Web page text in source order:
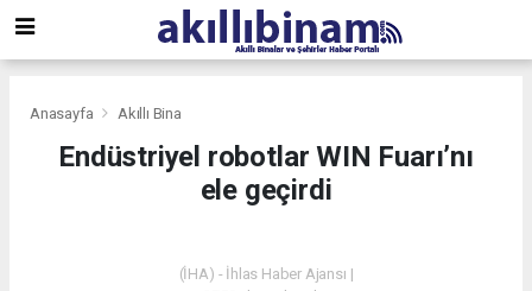
Anasayfa Akıllı Bina
Endüstriyel robotlar WIN Fuarı’nı
ele geçirdi
(İHA) - İhlas Haber Ajansı |